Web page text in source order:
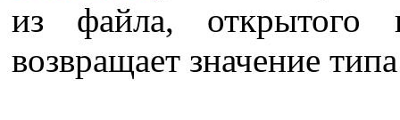
из файла, открытого
возвращает значение